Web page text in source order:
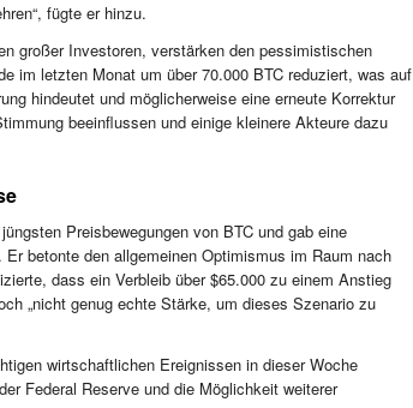
fügte er hinzu.
großer Investoren, verstärken den pessimistischen
im letzten Monat um über 70.000 BTC reduziert, was auf
hindeutet und möglicherweise eine erneute Korrektur
beeinflussen und einige kleinere Akteure dazu
Preisbewegungen von BTC und gab eine
betonte den allgemeinen Optimismus im Raum nach
dass ein Verbleib über $65.000 zu einem Anstieg
„nicht genug echte Stärke, um dieses Szenario zu
wirtschaftlichen Ereignissen in dieser Woche
Federal Reserve und die Möglichkeit weiterer